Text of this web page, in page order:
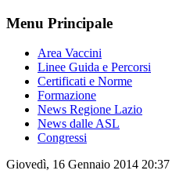
Menu Principale
Area Vaccini
Linee Guida e Percorsi
Certificati e Norme
Formazione
News Regione Lazio
News dalle ASL
Congressi
Giovedì, 16 Gennaio 2014 20:37